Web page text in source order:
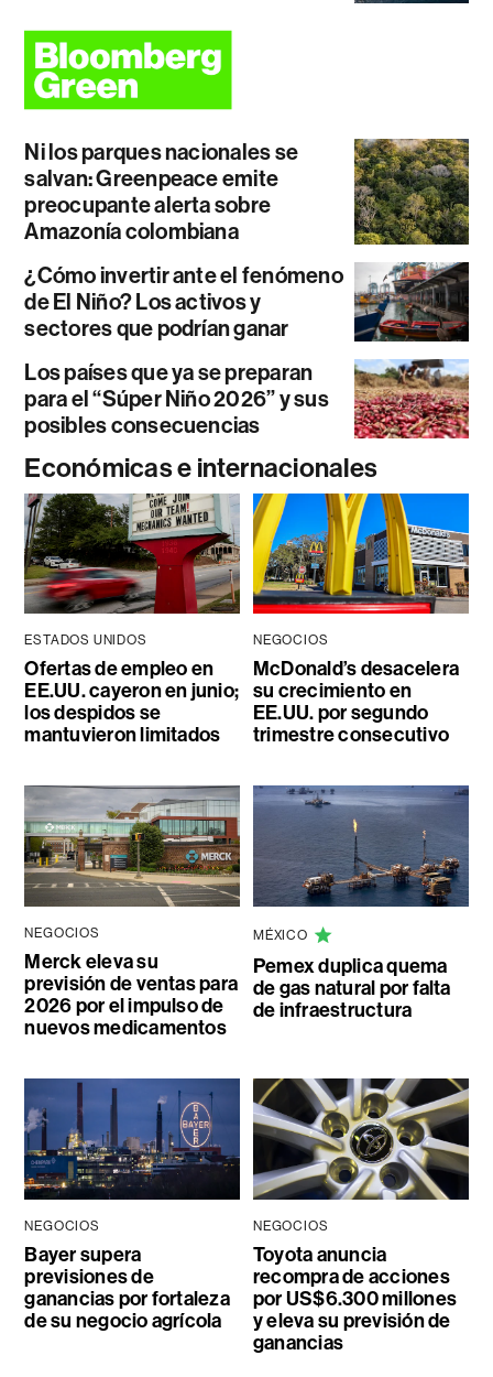
Ni los parques nacionales se
salvan: Greenpeace emite
preocupante alerta sobre
Amazonía colombiana
¿Cómo invertir ante el fenómeno
de El Niño? Los activos y
sectores que podrían ganar
Los países que ya se preparan
para el “Súper Niño 2026” y sus
posibles consecuencias
Económicas e internacionales
ESTADOS UNIDOS
Ofertas de empleo en
EE.UU. cayeron en junio;
los despidos se
mantuvieron limitados
NEGOCIOS
McDonald’s desacelera
su crecimiento en
EE.UU. por segundo
trimestre consecutivo
NEGOCIOS
Merck eleva su
previsión de ventas para
2026 por el impulso de
nuevos medicamentos
MÉXICO
Pemex duplica quema
de gas natural por falta
de infraestructura
NEGOCIOS
Bayer supera
previsiones de
ganancias por fortaleza
de su negocio agrícola
NEGOCIOS
Toyota anuncia
recompra de acciones
por US$6.300 millones
y eleva su previsión de
ganancias